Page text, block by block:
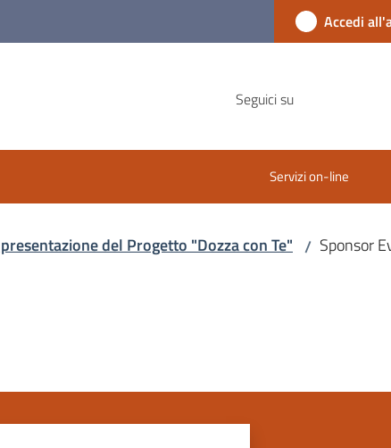
Accedi
Seguici su
Servizi on-line
del Progetto "Dozza con Te" / Sponsor